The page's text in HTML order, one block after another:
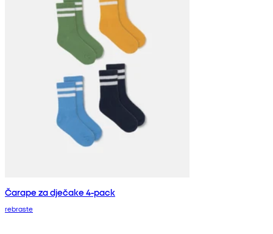
Čarape za dječake 4-pack
rebraste